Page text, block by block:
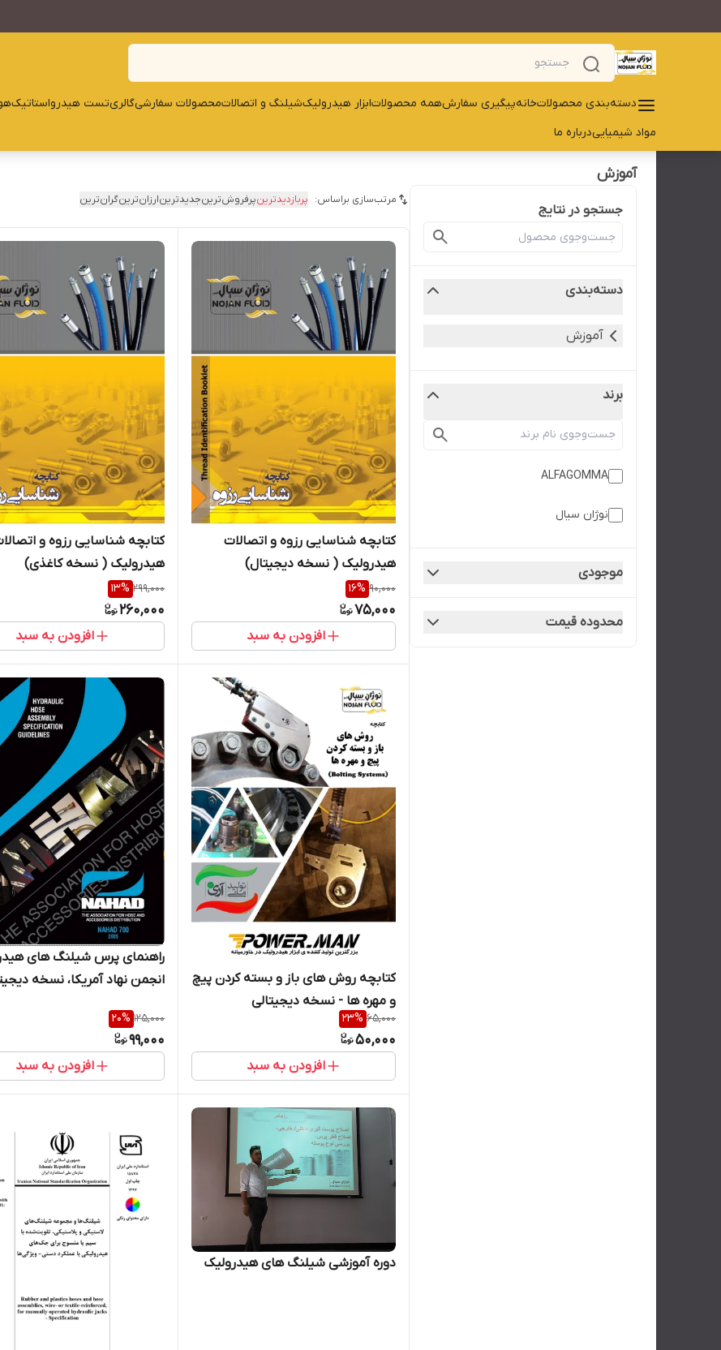
دسته‌بندی محصولاتخانهپیگیری سفارشهمه محصولاتابزار هیدرولیکشیلنگ و اتصالاتمحصولات سفارشیگالریتست هیدرواستاتیک
مواد شیمیاییدرباره ما
آموزش
جستجو در نتایج
دسته‌بندی
آموزش
برند
ALFAGOMMA
نوژان سیال
موجودی
محدوده قیمت
مرتب‌سازی براساس: پربازدیدترینپرفروش‌ترینجدیدترینارزان‌ترینگران‌ترین
کتابچه شناسایی رزوه و اتصالات
هیدرولیک ( نسخه دیجیتال)
90,000
16%
75,000
افزودن به سبد
کتابچه شناسایی رزوه و
هیدرولیک ( نسخه کاغذی)
299,000
13%
260,000
افزودن به سبد
کتابچه روش های باز و بسته کردن پیچ
و مهره ها - نسخه دیجیتالی
65,000
23%
50,000
افزودن به سبد
راهنمای پرس شیلنگ های
انجمن نهاد آمریکا، نسخه
125,000
20%
99,000
افزودن به سبد
دوره آموزشی شیلنگ های هیدرولیک